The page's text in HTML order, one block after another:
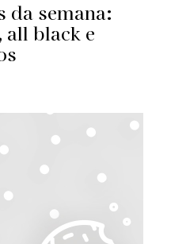
da semana:
black e